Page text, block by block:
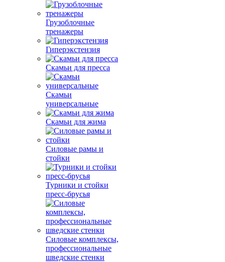
Грузоблочные
тренажеры
Гиперэкстензия
Скамьи для пресса
Скамьи
универсальные
Скамьи для жима
Силовые рамы и
стойки
Турники и стойки
пресс-брусья
Силовые комплексы,
профессиональные
шведские стенки